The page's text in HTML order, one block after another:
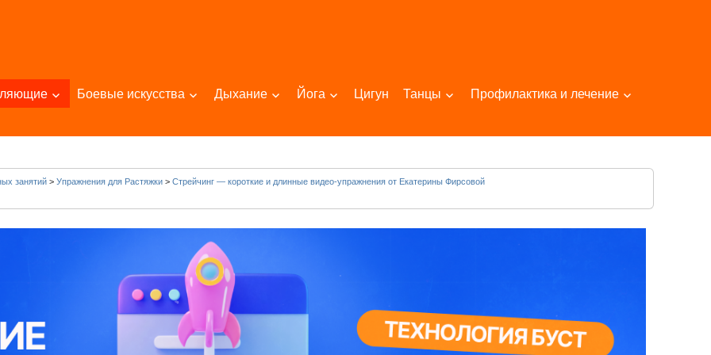
Боевые искусства Дыхание Йога Цигун Танцы Профилактика и лечение
занятий > Упражнения для Растяжки > Стрейчинг — короткие и длинные видео-упражнения от Екатерины Фирсовой